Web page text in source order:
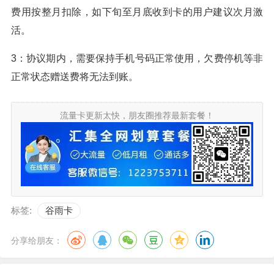
费用按整月扣除，如下旬至月底收到卡的用户建议次月激
活。
3：协议期内，需要保持手机号码正常使用，欠费停机等非
正常状态赠送费将无法到账。
流量卡更新太快，朋友圈推荐最新套餐！
标签: 谷雨卡
分享给朋友：